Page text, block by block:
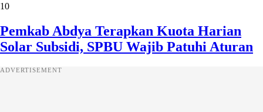
10
Pemkab Abdya Terapkan Kuota Harian
Solar Subsidi, SPBU Wajib Patuhi Aturan
ADVERTISEMENT